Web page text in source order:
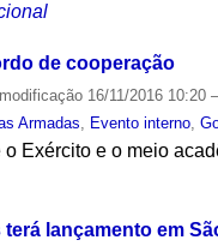
de cooperação
16/11/2016 10:20
Armadas Evento interno ,
Exército e o meio
lançamento em